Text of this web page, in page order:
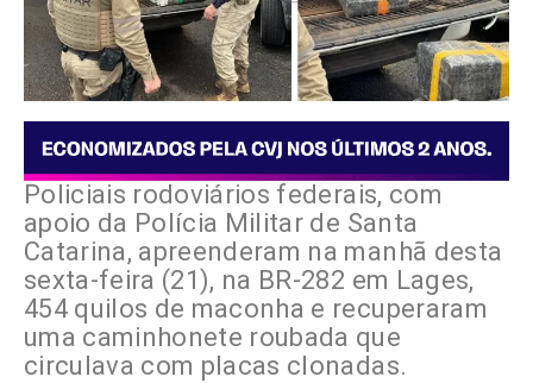
Policiais rodoviários federais, com
apoio da Polícia Militar de Santa
Catarina, apreenderam na manhã desta
sexta-feira (21), na BR-282 em Lages,
454 quilos de maconha e recuperaram
uma caminhonete roubada que
circulava com placas clonadas.